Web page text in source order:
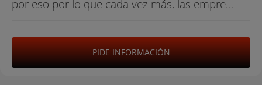
por eso por lo que cada vez más, las empre...
PIDE INFORMACIÓN